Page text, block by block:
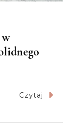
Czytaj